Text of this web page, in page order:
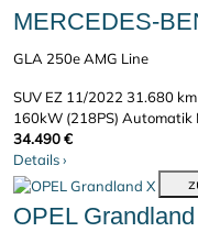
MERCEDES-
GLA 250e AMG Line
SUV EZ 11/202231.680 km
160kW (218PS) Automatik
34.490 €
Details›
OPEL